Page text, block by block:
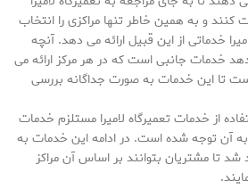
کنند و به همین خاطر تنها مراکزی را انتخاب
خدماتی از این قبیل ارائه می دهد. آنچه
دهد خدمات جانبی است که در هر مرکز ارائه می
تا این خدمات به صورت جداگانه بررسی
از خدمات تعمیرگاه لامیرا مستلزم خدمات
آن توجه شده است. در ادامه این خدمات به
تا مشتریان بتوانند بر اساس آن مراکز